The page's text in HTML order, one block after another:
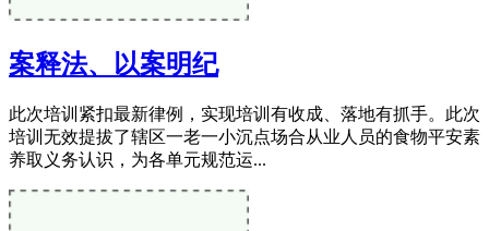
案释法、以案明纪
此次培训紧扣最新律例，实现培训有收成、落地有抓手。此次
培训无效提拔了辖区一老一小沉点场合从业人员的食物平安素
养取义务认识，为各单元规范运...